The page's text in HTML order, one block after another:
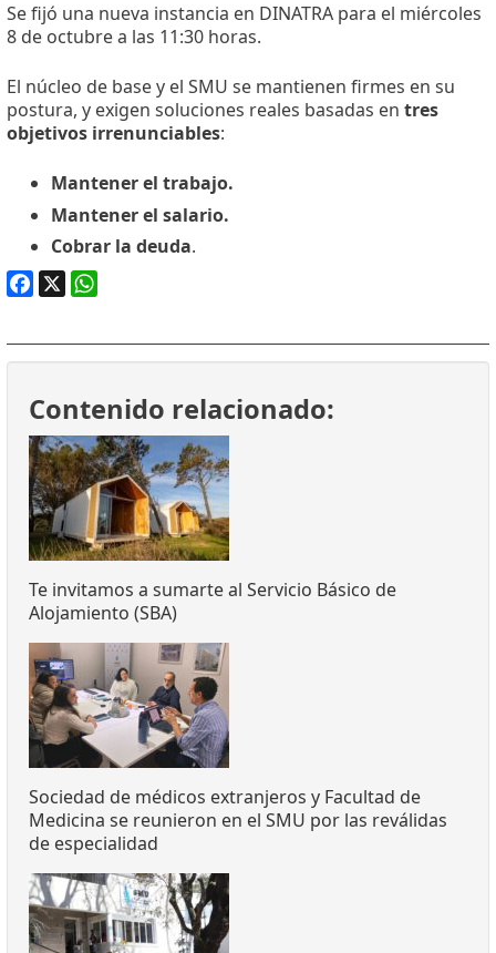
Se fijó una nueva instancia en DINATRA para el miércoles
8 de octubre a las 11:30 horas.
El núcleo de base y el SMU se mantienen firmes en su
postura, y exigen soluciones reales basadas en tres
objetivos irrenunciables:
Mantener el trabajo.
Mantener el salario.
Cobrar la deuda.
Contenido relacionado:
Te invitamos a sumarte al Servicio Básico de
Alojamiento (SBA)
Sociedad de médicos extranjeros y Facultad de
Medicina se reunieron en el SMU por las reválidas
de especialidad